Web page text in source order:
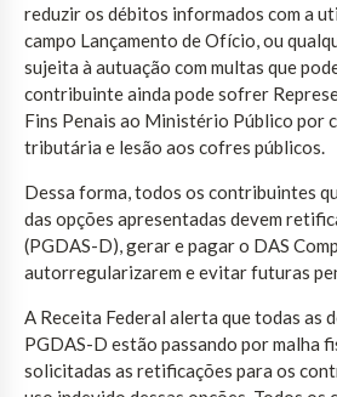
reduzir os débitos informados com a
campo Lançamento de Ofício, ou
sujeita à autuação com multas que
contribuinte ainda pode sofrer
Fins Penais ao Ministério Público por
tributária e lesão aos cofres públicos.
Dessa forma, todos os contribuintes
das opções apresentadas devem
(PGDAS-D), gerar e pagar o DAS
autorregularizarem e evitar futuras
A Receita Federal alerta que todas as
PGDAS-D estão passando por malha
solicitadas as retificações para os